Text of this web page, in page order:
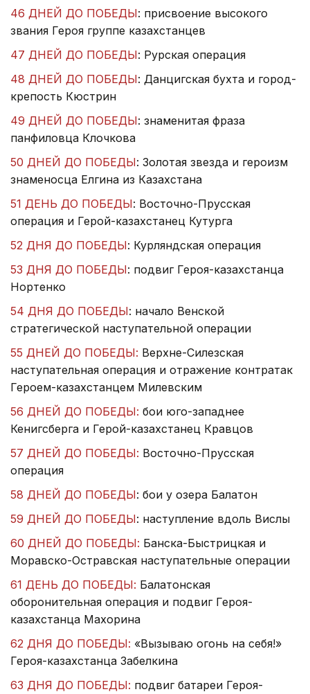
46 ДНЕЙ ДО ПОБЕДЫ: присвоение высокого
звания Героя группе казахстанцев
47 ДНЕЙ ДО ПОБЕДЫ: Рурская операция
48 ДНЕЙ ДО ПОБЕДЫ: Данцигская бухта и город-
крепость Кюстрин
49 ДНЕЙ ДО ПОБЕДЫ: знаменитая фраза
панфиловца Клочкова
50 ДНЕЙ ДО ПОБЕДЫ: Золотая звезда и героизм
знаменосца Елгина из Казахстана
51 ДЕНЬ ДО ПОБЕДЫ: Восточно-Прусская
операция и Герой-казахстанец Кутурга
52 ДНЯ ДО ПОБЕДЫ: Курляндская операция
53 ДНЯ ДО ПОБЕДЫ: подвиг Героя-казахстанца
Нортенко
54 ДНЯ ДО ПОБЕДЫ: начало Венской
стратегической наступательной операции
55 ДНЕЙ ДО ПОБЕДЫ: Верхне-Силезская
наступательная операция и отражение контратак
Героем-казахстанцем Милевским
56 ДНЕЙ ДО ПОБЕДЫ: бои юго-западнее
Кенигсберга и Герой-казахстанец Кравцов
57 ДНЕЙ ДО ПОБЕДЫ: Восточно-Прусская
операция
58 ДНЕЙ ДО ПОБЕДЫ: бои у озера Балатон
59 ДНЕЙ ДО ПОБЕДЫ: наступление вдоль Вислы
60 ДНЕЙ ДО ПОБЕДЫ: Банска-Быстрицкая и
Моравско-Остравская наступательные операции
61 ДЕНЬ ДО ПОБЕДЫ: Балатонская
оборонительная операция и подвиг Героя-
казахстанца Махорина
62 ДНЯ ДО ПОБЕДЫ: «Вызываю огонь на себя!»
Героя-казахстанца Забелкина
63 ДНЯ ДО ПОБЕДЫ: подвиг батареи Героя-